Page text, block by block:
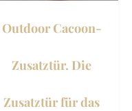
Outdoor Cacoon-
Zusatztür. Die
Zusatztür für das